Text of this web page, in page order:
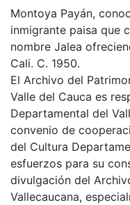
Montoya Payán,
inmigrante paisa que
nombre Jalea
Cali. C. 1950.
El Archivo del
Valle del Cauca es
Departamental del
convenio de
del Cultura
esfuerzos para su
divulgación del
Vallecaucana,